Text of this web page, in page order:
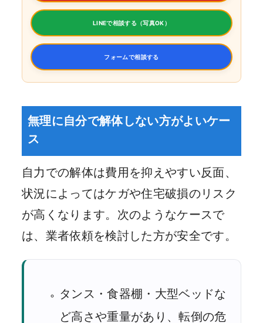
LINEで相談する（写真OK）
フォームで相談する
無理に自分で解体しない方がよいケー
ス
自力での解体は費用を抑えやすい反面、
状況によってはケガや住宅破損のリスク
が高くなります。次のようなケースで
は、業者依頼を検討した方が安全です。
タンス・食器棚・大型ベッドな
ど高さや重量があり、転倒の危